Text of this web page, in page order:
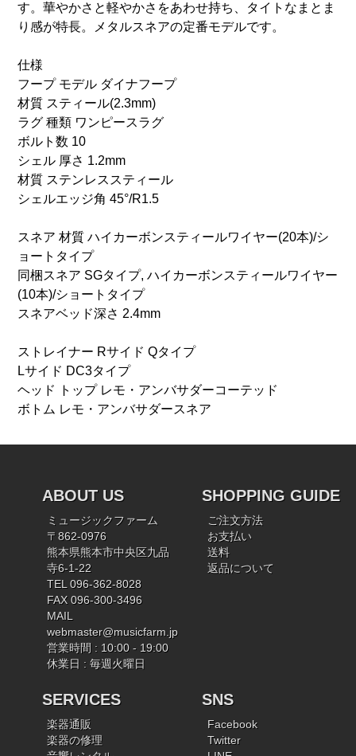
す。華やかさと軽やかさをあわせ持ち、タイトなまとま
り感が特長。メタルスネアの定番モデルです。
仕様
フープ モデル ダイナフープ
材質 スティール(2.3mm)
ラグ 種類 ワンピースラグ
ボルト数 10
シェル 厚さ 1.2mm
材質 ステンレススティール
シェルエッジ角 45°/R1.5
スネア 材質 ハイカーボンスティールワイヤー(20本)/シ
ョートタイプ
同梱スネア SGタイプ, ハイカーボンスティールワイヤー
(10本)/ショートタイプ
スネアベッド深さ 2.4mm
ストレイナー Rサイド Qタイプ
Lサイド DC3タイプ
ヘッド トップ レモ・アンバサダーコーテッド
ボトム レモ・アンバサダースネア
ABOUT US
ミュージックファーム
〒862-0976
熊本県熊本市中央区九品
寺6-1-22
TEL 096-362-8028
FAX 096-300-3496
MAIL
webmaster@musicfarm.jp
営業時間 : 10:00 - 19:00
休業日 : 毎週火曜日
SHOPPING GUIDE
ご注文方法
お支払い
送料
返品について
SERVICES
楽器通販
楽器の修理
SNS
Facebook
Twitter